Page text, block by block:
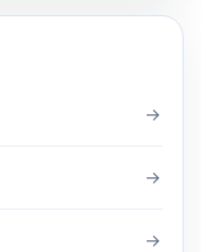
→
→
→